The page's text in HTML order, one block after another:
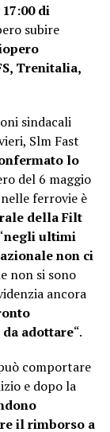
di
subire
Trenitalia,
sindacali
Slm Fast
lo
del 6 maggio
ferrovie è
della Filt
negli ultimi
non ci
non si sono
ancora
adottare“.
comportare
e dopo la
il rimborso a